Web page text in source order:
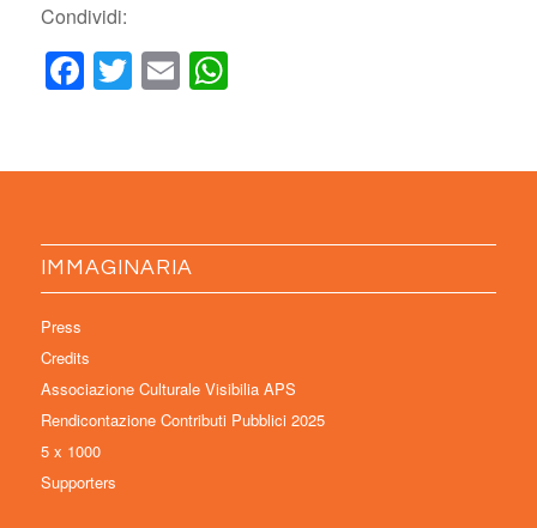
Condividi:
Facebook
Twitter
EmailWhatsApp
IMMAGINARIA
Press
Credits
Associazione Culturale Visibilia APS
Rendicontazione Contributi Pubblici 2025
5 x 1000
Supporters